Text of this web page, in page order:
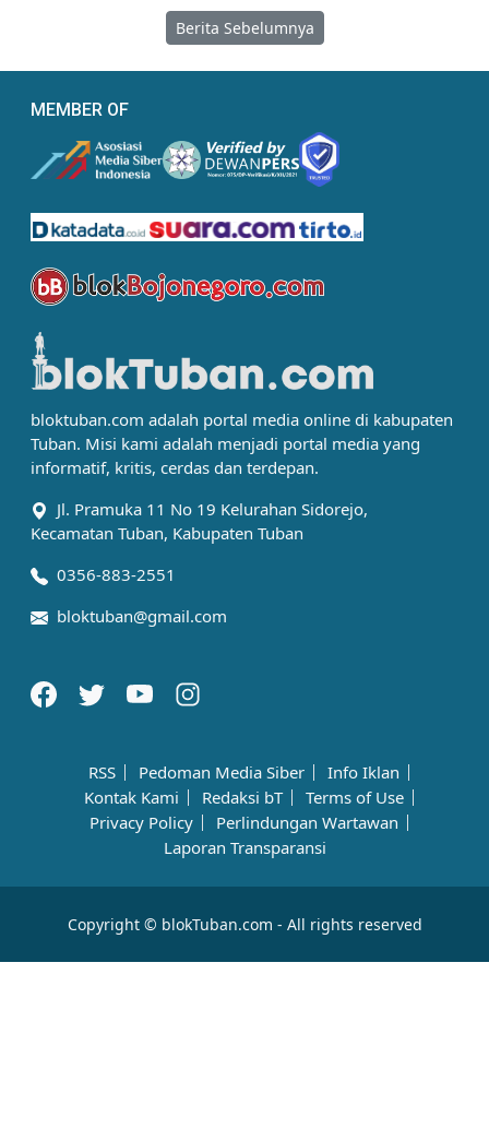
Berita Sebelumnya
MEMBER OF
bloktuban.com adalah portal media online di kabupaten
Tuban. Misi kami adalah menjadi portal media yang
informatif, kritis, cerdas dan terdepan.
Jl. Pramuka 11 No 19 Kelurahan Sidorejo,
Kecamatan Tuban, Kabupaten Tuban
0356-883-2551
bloktuban@gmail.com
RSS Pedoman Media Siber
Info Iklan
Kontak Kami
Redaksi bT
Terms of Use
Privacy Policy
Perlindungan Wartawan
Laporan Transparansi
Copyright © blokTuban.com - All rights reserved